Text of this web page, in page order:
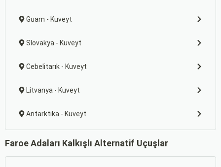
Guam - Kuveyt
Slovakya - Kuveyt
Cebelitarık - Kuveyt
Litvanya - Kuveyt
Antarktika - Kuveyt
Faroe Adaları Kalkışlı Alternatif Uçuşlar